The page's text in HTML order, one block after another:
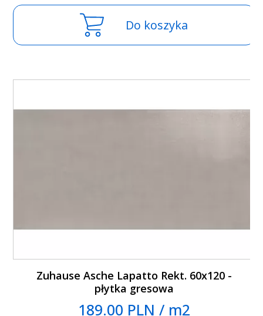
Do koszyka
Zuhause Asche Lapatto Rekt. 60x120 -
płytka gresowa
189.00 PLN / m2